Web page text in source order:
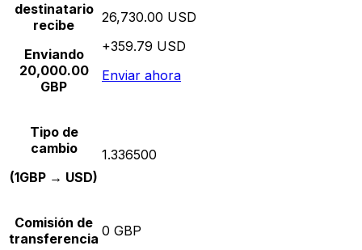
destinatario
recibe
Enviando
20,000.00
GBP
26,730.00 USD
+359.79 USD
Enviar ahora
Tipo de
cambio
(1GBP → USD)
1.336500
Comisión de
transferencia 0 GBP